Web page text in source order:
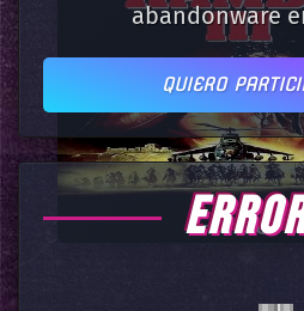
abandonware
QUIERO